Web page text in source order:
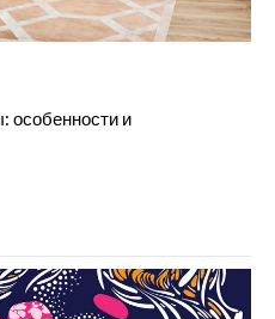
особенности и